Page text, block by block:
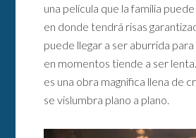
una película que la familia
en donde tendrá risas
puede llegar a ser aburrida
en momentos tiende a ser
es una obra magnifica llena de
se vislumbra plano a plano.